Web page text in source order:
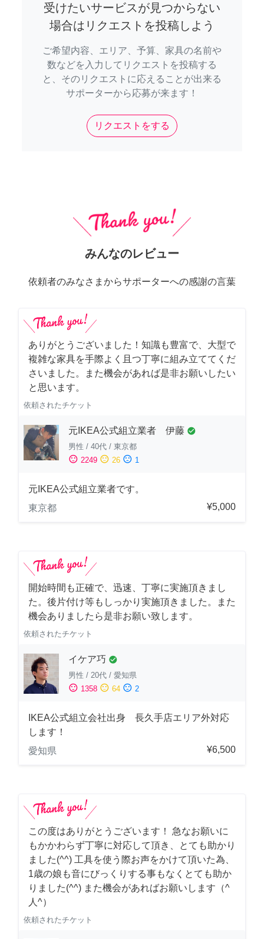
受けたいサービスが見つからない
場合はリクエストを投稿しよう
ご希望内容、エリア、予算、家具の名前や
数などを入力してリクエストを投稿する
と、そのリクエストに応えることが出来る
サポーターから応募が来ます！
リクエストをする
みんなのレビュー
依頼者のみなさまからサポーターへの感謝の言葉
ありがとうございました！知識も豊富で、大型で
複雑な家具を手際よく且つ丁寧に組み立ててくだ
さいました。また機会があれば是非お願いしたい
と思います。
依頼されたチケット
元IKEA公式組立業者 伊藤 check_circle
男性 / 40代 / 東京都
sentiment_satisfied 2249 sentiment_neutral 26 sentiment_dissatisfied 1
元IKEA公式組立業者です。
東京都
¥5,000
開始時間も正確で、迅速、丁寧に実施頂きまし
た。後片付け等もしっかり実施頂きました。また
機会ありましたら是非お願い致します。
依頼されたチケット
イケア巧 check_circle
男性 / 20代 / 愛知県
sentiment_satisfied 1358 sentiment_neutral 64 sentiment_dissatisfied 2
IKEA公式組立会社出身 長久手店エリア外対応
します！
愛知県
¥6,500
この度はありがとうございます！ 急なお願いに
もかかわらず丁寧に対応して頂き、とても助かり
ました(^^) 工具を使う際お声をかけて頂いた為、
1歳の娘も音にびっくりする事もなくとても助か
りました(^^) また機会があればお願いします（^
人^）
依頼されたチケット